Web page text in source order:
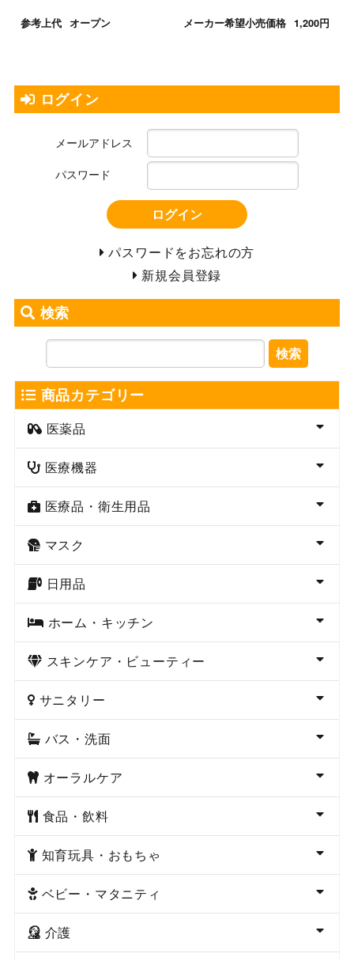
参考上代 オープン メーカー希望小売価格 1,200円
ログイン
メールアドレス
パスワード
ログイン
パスワードをお忘れの方
新規会員登録
検索
検索
商品カテゴリー
医薬品
医療機器
医療品・衛生用品
マスク
日用品
ホーム・キッチン
スキンケア・ビューティー
サニタリー
バス・洗面
オーラルケア
食品・飲料
知育玩具・おもちゃ
ベビー・マタニティ
介護